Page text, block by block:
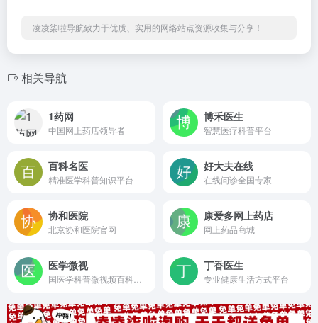
凌凌柒啦导航致力于优质、实用的网络站点资源收集与分享！
相关导航
1药网
中国网上药店领导者
博禾医生
智慧医疗科普平台
百科名医
精准医学科普知识平台
好大夫在线
在线问诊全国专家
协和医院
北京协和医院官网
康爱多网上药店
网上药品商城
医学微视 丁香医生
专业健康生活方式平台